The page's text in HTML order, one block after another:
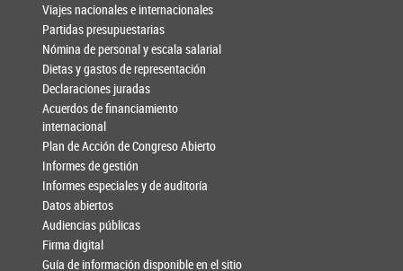
Viajes nacionales e internacionales
Partidas presupuestarias
Nómina de personal y escala salarial
Dietas y gastos de representación
Declaraciones juradas
Acuerdos de financiamiento
internacional
Plan de Acción de Congreso Abierto
Informes de gestión
Informes especiales y de auditoría
Datos abiertos
Audiencias públicas
Firma digital
Guía de información disponible en el sitio